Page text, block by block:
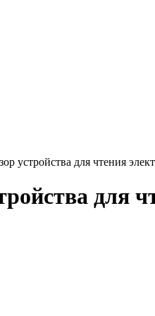
устройства для чтения
для